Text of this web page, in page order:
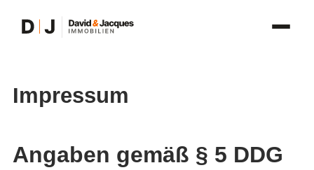
springen
Impressum
Angaben gemäß § 5 DDG